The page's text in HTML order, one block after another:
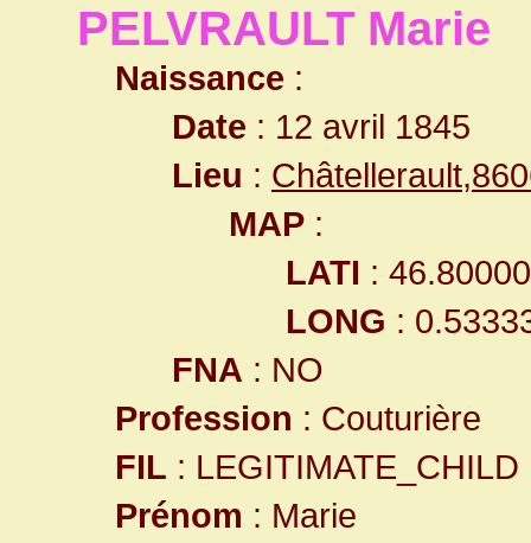
PELVRAULT Marie
Naissance :
Date : 12 avril 1845
Lieu :
MAP :
LATI :
LONG :
FNA : NO
Profession : Couturière
FIL : LEGITIMATE_CHILD
Prénom : Marie